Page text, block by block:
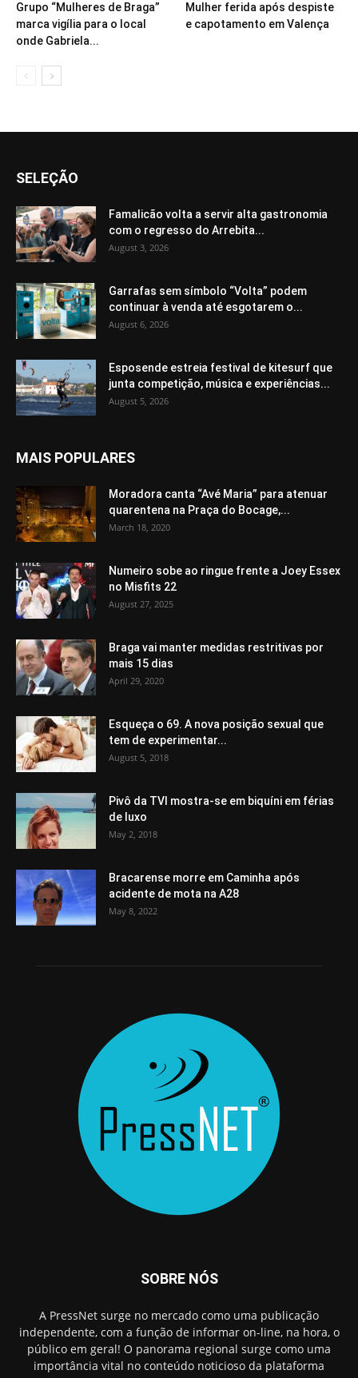
Grupo “Mulheres de Braga”
marca vigília para o local
onde Gabriela...
Mulher ferida após despiste
e capotamento em Valença
SELEÇÃO
Famalicão volta a servir alta gastronomia
com o regresso do Arrebita...
August 3, 2026
Garrafas sem símbolo “Volta” podem
continuar à venda até esgotarem o...
August 6, 2026
Esposende estreia festival de kitesurf que
junta competição, música e experiências...
August 5, 2026
MAIS POPULARES
Moradora canta “Avé Maria” para atenuar
quarentena na Praça do Bocage,...
March 18, 2020
Numeiro sobe ao ringue frente a Joey Essex
no Misfits 22
August 27, 2025
Braga vai manter medidas restritivas por
mais 15 dias
April 29, 2020
Esqueça o 69. A nova posição sexual que
tem de experimentar...
August 5, 2018
Pivô da TVI mostra-se em biquíni em férias
de luxo
May 2, 2018
Bracarense morre em Caminha após
acidente de mota na A28
May 8, 2022
SOBRE NÓS
A PressNet surge no mercado como uma publicação
independente, com a função de informar on-line, na hora, o
público em geral! O panorama regional surge como uma
importância vital no conteúdo noticioso da plataforma